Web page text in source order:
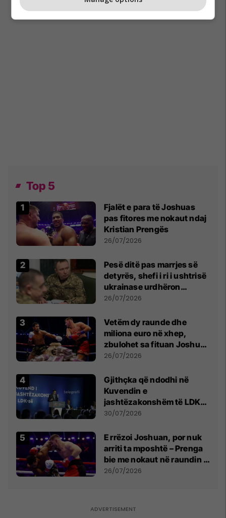
Top 5
Fjalët e para të Joshuas
pas fitores me nokaut ndaj
Kristian Prengës
26/07/2026
Pesë ditë pas marrjes së
detyrës, shefi i ri i ushtrisë
ukrainase urdhëron
kontroll të madh
26/07/2026
Vetëm dy raunde dhe
miliona euro në xhep,
zbulohet sa fituan Joshua
e Prenga
26/07/2026
Gjithçka që ndodhi në
Kuvendin e
jashtëzakonshëm të LDK-
së
30/07/2026
E rrëzoi Joshuan, por nuk
arriti ta mposhtë – Prenga
bie me nokaut në raundin e
dytë
26/07/2026